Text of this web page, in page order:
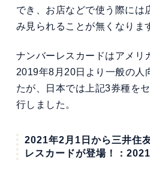
でき、お店などで使う際には
み見られることが無くなりま
ナンバーレスカードはアメリ
2019年8月20日より一般の人
たが、日本では上記3券種を
行しました。
2021年2月1日から三井住
レスカードが登場！：